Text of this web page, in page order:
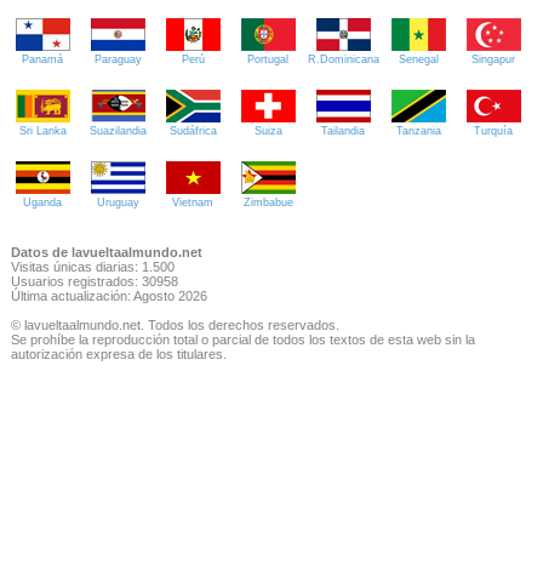
Panamá Paraguay Perú Portugal R.Dominicana Senegal Singapur
Sri Lanka Suazilandia Sudáfrica Suiza Tailandia Tanzania Turquía
Uganda Uruguay Vietnam Zimbabue
Datos de lavueltaalmundo.net
Visitas únicas diarias: 1.500
Usuarios registrados: 30958
Última actualización: Agosto 2026
© lavueltaalmundo.net. Todos los derechos reservados.
Se prohíbe la reproducción total o parcial de todos los textos de esta web sin la
autorización expresa de los titulares.